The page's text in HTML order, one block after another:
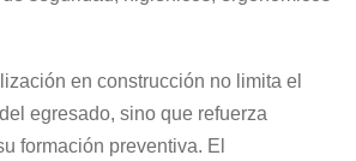
en construcción no limita el
egresado, sino que refuerza
formación preventiva. El